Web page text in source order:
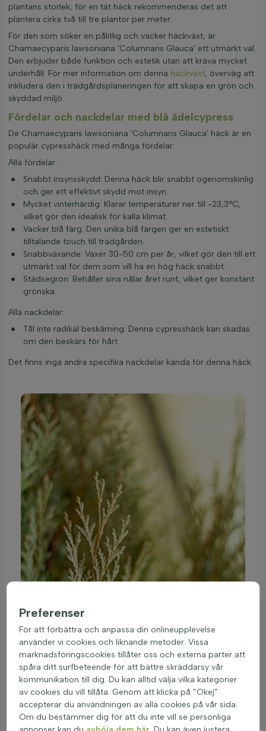
plantans storlek; för en tät häck rekommenderas det att
plantera cirka två till tre plantor per meter.
För den som söker en pålitlig och vacker häckväxt, är
Chamaecyparis lawsoniana 'Columnaris Glauca' ett utmärkt val.
Den erbjuder både funktion och estetik utan att kräva mycket
underhåll. För mer information om denna häckväxt, överväg att
inkludera den i trädgårdsplaneringen för att skapa en grön och
skyddad miljö.
Fördelar och nackdelar med blå ädelcypress
De Chamaecyparis lawsoniana 'Columnaris Glauca' häck är en
populär cypresshäck med många fördelar:
Alla fördelar:
Snabbt insynsskydd: Denna häck blir snabbt ogenomskinlig
och ger ett effektivt skydd mot insyn.
Mycket vinterhärdig: Klarar temperaturer ner till -23,3°C,
vilket gör den idealisk för kalla klimat.
Vacker blå färg: Den unika blå färgen ger en estetiskt
tilltalande touch till trädgården.
Snabbväxande: Växer 30-50 cm per år, vilket gör den till ett
utmärkt val för dem som vill ha en hög häck snabbt.
Städsegrön: Behåller sina nålar året runt, vilket ger konstant
grönska.
Alla nackdelar:
Tål inte radikal beskärning: Denna cypresshäck kan skadas
om den beskärs för hårt.
Det finns inga andra specifika nackdelar kända för denna häck.
Preferenser
För att förbättra och anpassa din onlineupplevelse
använder vi cookies och liknande metoder. Vissa
marknadsföringscookies tillåter oss och externa parter att
spåra ditt surfbeteende för att bättre skräddarsy vår
kommunikation till dig. Du kan alltid välja vilka kategorier
av cookies du vill tillåta. Genom att klicka på ”Okej”
accepterar du användningen av alla cookies på vår sida.
Om du bestämmer dig för att du inte vill se personliga
annonser kan du avböja dem här . Du kan även justera